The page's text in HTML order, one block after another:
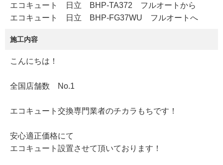
エコキュート 日立 BHP-TA372 フルオートから
エコキュート 日立 BHP-FG37WU フルオートへ
施工内容
こんにちは！
全国店舗数 No.1
エコキュート交換専門業者のチカラもちです！
安心適正価格にて
エコキュート設置させて頂いております！